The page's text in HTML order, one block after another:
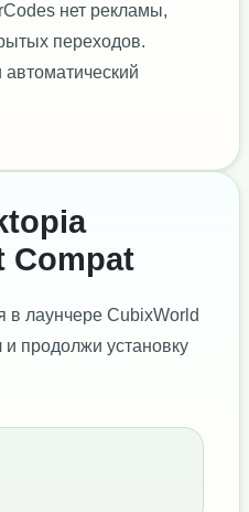
нет рекламы,
переходов.
Compat
в лаунчере CubixWorld
продолжи установку